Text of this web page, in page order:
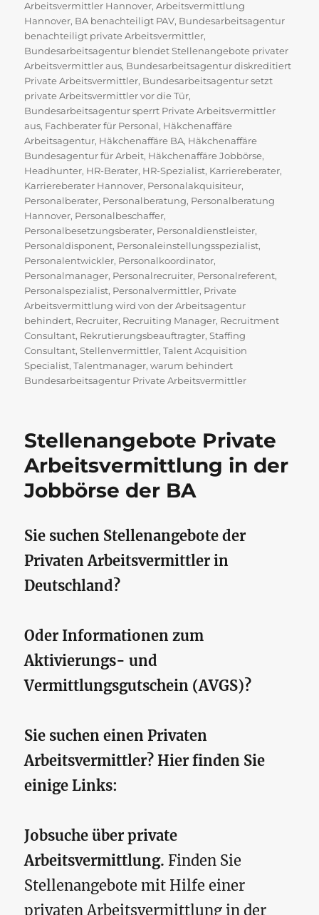
Arbeitsvermittler Hannover,Arbeitsvermittlung
Hannover, BA benachteiligt PAV, Bundesarbeitsagentur
benachteiligt private Arbeitsvermittler,
Bundesarbeitsagentur blendet Stellenangebote privater
Arbeitsvermittler aus, Bundesarbeitsagentur diskreditiert
Private Arbeitsvermittler, Bundesarbeitsagentur setzt
private Arbeitsvermittler vor die Tür,
Bundesarbeitsagentur sperrt Private Arbeitsvermittler
aus, Fachberater für Personal, Häkchenaffäre
Arbeitsagentur, Häkchenaffäre BA, Häkchenaffäre
Bundesagentur für Arbeit, Häkchenaffäre Jobbörse,
Headhunter, HR-Berater, HR-Spezialist, Karriereberater,
Karriereberater Hannover, Personalakquisiteur,
Personalberater, Personalberatung, Personalberatung
Hannover, Personalbeschaffer,
Personalbesetzungsberater, Personaldienstleister,
Personaldisponent, Personaleinstellungsspezialist,
Personalentwickler, Personalkoordinator,
Personalmanager, Personalrecruiter, Personalreferent,
Personalspezialist, Personalvermittler, Private
Arbeitsvermittlung wird von der Arbeitsagentur
behindert, Recruiter, Recruiting Manager, Recruitment
Consultant, Rekrutierungsbeauftragter,Staffing
Consultant,Stellenvermittler,Talent Acquisition
Specialist,Talentmanager,warum behindert
Bundesarbeitsagentur Private Arbeitsvermittler
Stellenangebote Private
Arbeitsvermittlung in der
Jobbörse der BA
Sie suchen Stellenangebote der
Privaten Arbeitsvermittler in
Deutschland?
Oder Informationen zum
Aktivierungs- und
Vermittlungsgutschein (AVGS)?
Sie suchen einen Privaten
Arbeitsvermittler? Hier finden Sie
einige Links:
Jobsuche über private
Arbeitsvermittlung. Finden Sie
Stellenangebote mit Hilfe einer
privaten Arbeitsvermittlung in der